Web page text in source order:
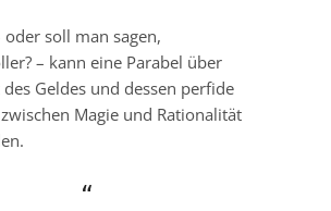
soll man sagen,
– kann eine Parabel über
Geldes und dessen perfide
Magie und Rationalität